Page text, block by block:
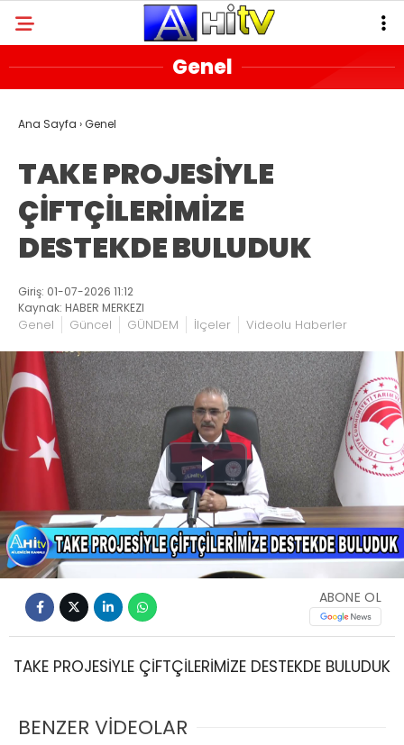
Genel
Ana Sayfa ›Genel
TAKE PROJESİYLE
ÇİFTÇİLERİMİZE
DESTEKDE BULUDUK
Giriş: 01-07-2026 11:12
Kaynak: HABER MERKEZI
Genel Güncel GÜNDEM İlçeler Videolu Haberler
Play
Video
ABONE OL
TAKE PROJESİYLE ÇİFTÇİLERİMİZE DESTEKDE BULUDUK
BENZER VİDEOLAR